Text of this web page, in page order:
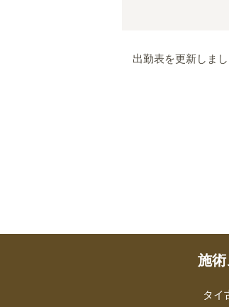
出勤表を更新しま
施
タイ